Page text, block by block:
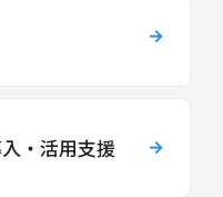
・活用支援